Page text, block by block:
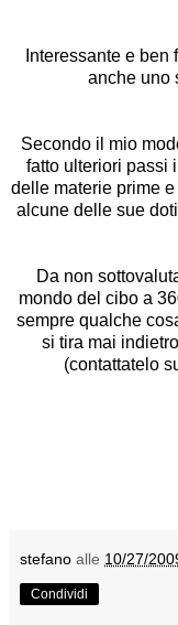
Interessante e ben
anche uno
Secondo il mio
fatto ulteriori passi
delle materie prime
alcune delle sue
Da non
mondo del cibo a
sempre qualche
si tira mai
(contattatelo
stefano alle 10/27/
Condividi